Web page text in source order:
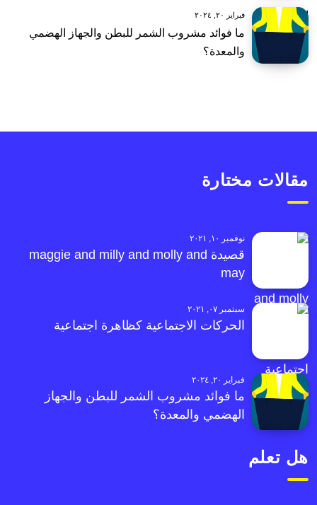
فبراير ٢٠, ٢٠٢٤
ما فوائد مشروب الشمر للبطن والجهاز الهضمي
والمعدة؟
مقالات مختارة
نوفمبر ١٠, ٢٠٢١
قصيدة maggie and milly and molly and
may
سبتمبر ٠٧, ٢٠٢١
الحركات الاجتماعية كظاهرة اجتماعية
فبراير ٢٠, ٢٠٢٤
ما فوائد مشروب الشمر للبطن والجهاز
الهضمي والمعدة؟
هل تعلم